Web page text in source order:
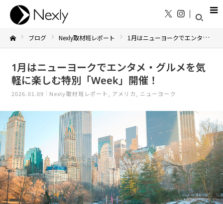
ブログ Nexly取材班レポート 1月はニューヨークでエンタメ・グルメを気軽に楽しむ特別「Week」開催！
1月はニューヨークでエンタメ・グルメを気
軽に楽しむ特別「Week」開催！
2026.01.09 Nexly取材班レポート アメリカ ニューヨーク